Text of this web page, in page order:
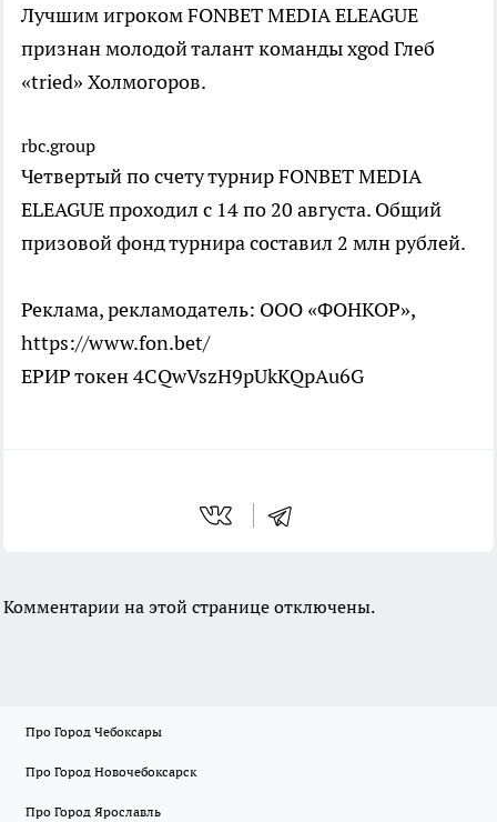
Лучшим игроком FONBET MEDIA ELEAGUE
признан молодой талант команды xgod Глеб
«tried» Холмогоров.
rbc.group
Четвертый по счету турнир FONBET MEDIA
ELEAGUE проходил с 14 по 20 августа. Общий
призовой фонд турнира составил 2 млн рублей.
Реклама, рекламодатель: ООО «ФОНКОР»,
https://www.fon.bet/
ЕРИР токен 4CQwVszH9pUkKQpAu6G
Комментарии на этой странице отключены.
Про Город Чебоксары
Про Город Новочебоксарск
Про Город Ярославль